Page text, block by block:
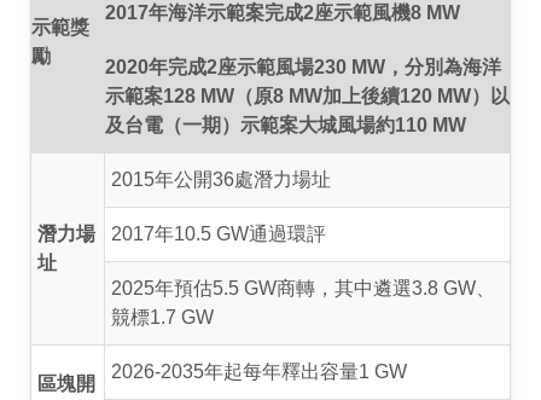
示範獎
勵
2017年海洋示範案完成2座示範風機8 MW
2020年完成2座示範風場230 MW，分別為海洋
示範案128 MW（原8 MW加上後續120 MW）以
及台電（一期）示範案大城風場約110 MW
潛力場
址
2015年公開36處潛力場址
2017年10.5 GW通過環評
2025年預估5.5 GW商轉，其中遴選3.8 GW、
競標1.7 GW
區塊開
2026-2035年起每年釋出容量1 GW